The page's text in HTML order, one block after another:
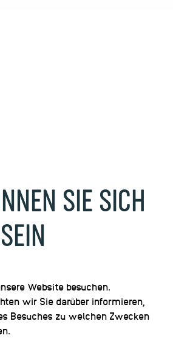
SIE SICH
SEIN
Website besuchen.
wir Sie darüber informieren,
Besuches zu welchen Zwecken